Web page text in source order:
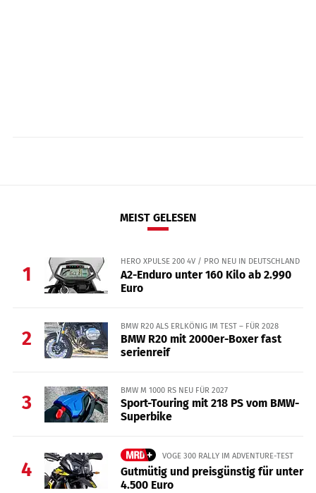
MEIST GELESEN
1
HERO XPULSE 200 4V / PRO NEU IN DEUTSCHLAND
A2-Enduro unter 160 Kilo ab 2.990
Euro
2
BMW R20 ALS ERLKÖNIG IM TEST – FÜR 2028
BMW R20 mit 2000er-Boxer fast
serienreif
3
BMW M 1000 RS NEU FÜR 2027
Sport-Touring mit 218 PS vom BMW-
Superbike
4
VOGE 300 RALLY IM ADVENTURE-TEST
Gutmütig und preisgünstig für unter
4.500 Euro